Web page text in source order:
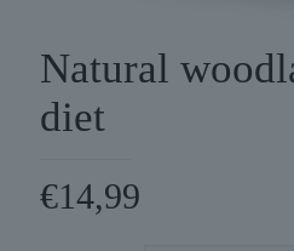
Natural
diet
€14,99